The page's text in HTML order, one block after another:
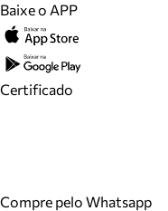
Baixe o APP
Certificado
Compre pelo Whatsapp